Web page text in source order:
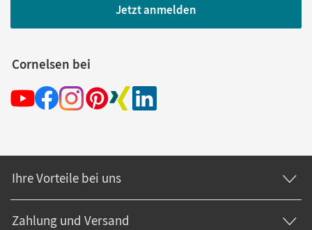
Jetzt anmelden
Cornelsen bei
Ihre Vorteile bei uns
Zahlung und Versand